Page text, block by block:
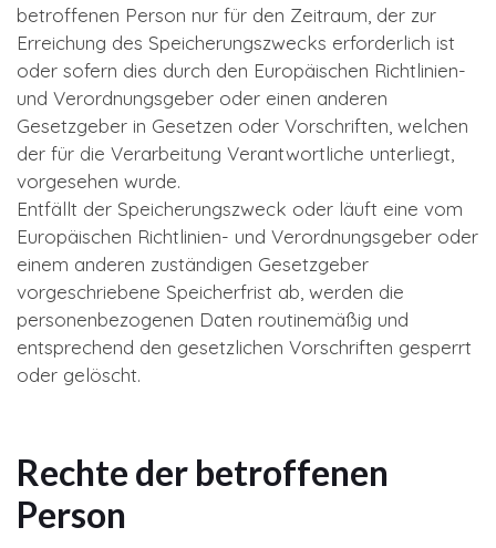
betroffenen Person nur für den Zeitraum, der zur
Erreichung des Speicherungszwecks erforderlich ist
oder sofern dies durch den Europäischen Richtlinien-
und Verordnungsgeber oder einen anderen
Gesetzgeber in Gesetzen oder Vorschriften, welchen
der für die Verarbeitung Verantwortliche unterliegt,
vorgesehen wurde.
Entfällt der Speicherungszweck oder läuft eine vom
Europäischen Richtlinien- und Verordnungsgeber oder
einem anderen zuständigen Gesetzgeber
vorgeschriebene Speicherfrist ab, werden die
personenbezogenen Daten routinemäßig und
entsprechend den gesetzlichen Vorschriften gesperrt
oder gelöscht.
Rechte der betroffenen
Person